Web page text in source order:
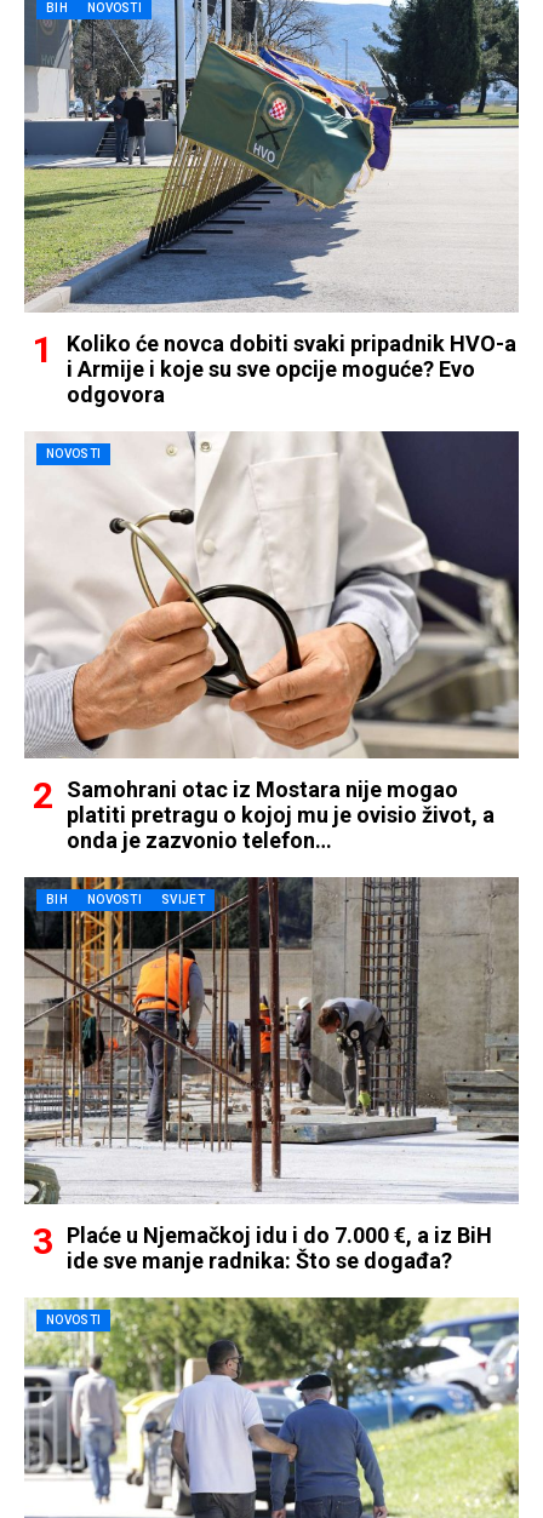
BIH NOVOSTI
Koliko će novca dobiti svaki pripadnik HVO-a
i Armije i koje su sve opcije moguće? Evo
odgovora
NOVOSTI
Samohrani otac iz Mostara nije mogao
platiti pretragu o kojoj mu je ovisio život, a
onda je zazvonio telefon…
BIH NOVOSTI SVIJET
Plaće u Njemačkoj idu i do 7.000 €, a iz BiH
ide sve manje radnika: Što se događa?
NOVOSTI